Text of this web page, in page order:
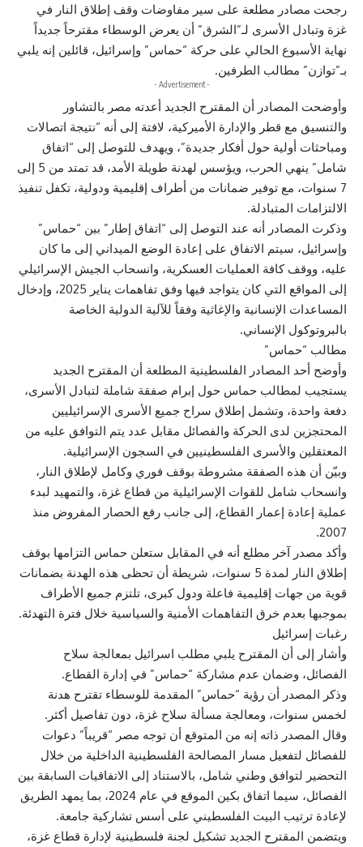
رجحت مصادر مطلعة على سير مفاوضات وقف إطلاق النار في
غزة وتبادل الأسرى لـ”الشرق” أن يعرض الوسطاء مقترحاً جديداً
نهاية الأسبوع الحالي على حركة “حماس” وإسرائيل، قائلين إنه يلبي
بـ”توازن” مطالب الطرفين.
- Advertisement -
وأوضحت المصادر أن المقترح الجديد أعدته مصر بالتشاور
والتنسيق مع قطر والإدارة الأميركية، لافتة إلى أنه “نتيجة اتصالات
ومباحثات أولية حول أفكار جديدة”، ويهدف للتوصل إلى “اتفاق
شامل” ينهي الحرب، ويؤسس لهدنة طويلة الأمد، قد تمتد من 5 إلى
7 سنوات، مع توفير ضمانات من أطراف إقليمية ودولية، تكفل تنفيذ
الالتزامات المتبادلة.
وذكرت المصادر أنه عند التوصل إلى “اتفاق إطار” بين “حماس”
وإسرائيل، سيتم الاتفاق على إعادة الوضع الميداني إلى ما كان
عليه، ووقف كافة العمليات العسكرية، وانسحاب الجيش الإسرائيلي
إلى المواقع التي كان يتواجد فيها وفق تفاهمات يناير 2025، وإدخال
المساعدات الإنسانية والإغاثية وفقاً للآلية الدولية الخاصة
بالبروتوكول الإنساني.
مطالب “حماس”
وأوضح أحد المصادر الفلسطينية المطلعة أن المقترح الجديد
يستجيب لمطالب حماس حول إبرام صفقة شاملة لتبادل الأسرى،
دفعة واحدة، وتشمل إطلاق سراح جميع الأسرى الإسرائيليين
المحتجزين لدى الحركة والفصائل مقابل عدد يتم التوافق عليه من
المعتقلين والأسرى الفلسطينيين في السجون الإسرائيلية.
وبيّن أن هذه الصفقة مشروطة بوقف فوري وكامل لإطلاق النار،
وانسحاب شامل للقوات الإسرائيلية من قطاع غزة، والتمهيد لبدء
عملية إعادة إعمار القطاع، إلى جانب رفع الحصار المفروض منذ
2007.
وأكد مصدر آخر مطلع أنه في المقابل ستعلن حماس التزامها بوقف
إطلاق النار لمدة 5 سنوات، شريطة أن تحظى هذه الهدنة بضمانات
قوية من جهات إقليمية فاعلة ودول كبرى، تلتزم جميع الأطراف
بموجبها بعدم خرق التفاهمات الأمنية والسياسية خلال فترة التهدئة.
رغبات إسرائيل
وأشار إلى أن المقترح يلبي مطلب اسرائيل بمعالجة سلاح
الفصائل، وضمان عدم مشاركة “حماس” في إدارة القطاع.
وذكر المصدر أن رؤية “حماس” المقدمة للوسطاء تقترح هدنة
لخمس سنوات، ومعالجة مسألة سلاح غزة، دون تفاصيل أكثر.
وقال المصدر ذاته إنه من المتوقع أن توجه مصر “قريباً” دعوات
للفصائل لتفعيل مسار المصالحة الفلسطينية الداخلية من خلال
التحضير لتوافق وطني شامل، بالاستناد إلى الاتفاقيات السابقة بين
الفصائل، سيما اتفاق بكين الموقع في عام 2024، بما يمهد الطريق
لإعادة ترتيب البيت الفلسطيني على أسس تشاركية جامعة.
ويتضمن المقترح الجديد تشكيل لجنة فلسطينية لإدارة قطاع غزة،